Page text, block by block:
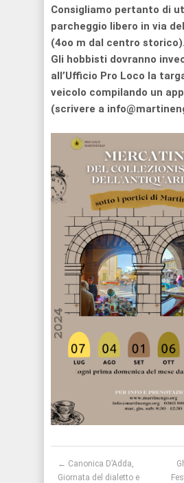
Consigliamo pertanto di
parcheggio libero in via
(4oo m dal centro storico).
Gli hobbisti dovranno
all’Ufficio Pro Loco la
veicolo compilando un
(scrivere a
← Canonica D’Adda,
Giornata del dialetto e